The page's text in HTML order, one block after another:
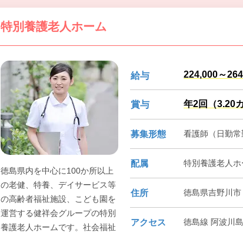
職場です。
特別養護老人ホーム
徳島県内を中心に100か所以上
の老健、特養、デイサービス等
の高齢者福祉施設、こども園を
運営する健祥会グループの特別
養護老人ホームです。社会福祉
給与 224,000～
賞与 年2回（3.20
募集形態 看護師（日勤常
配属 特別養護老人ホ
住所 徳島県吉野川市
アクセス 徳島線 阿波川